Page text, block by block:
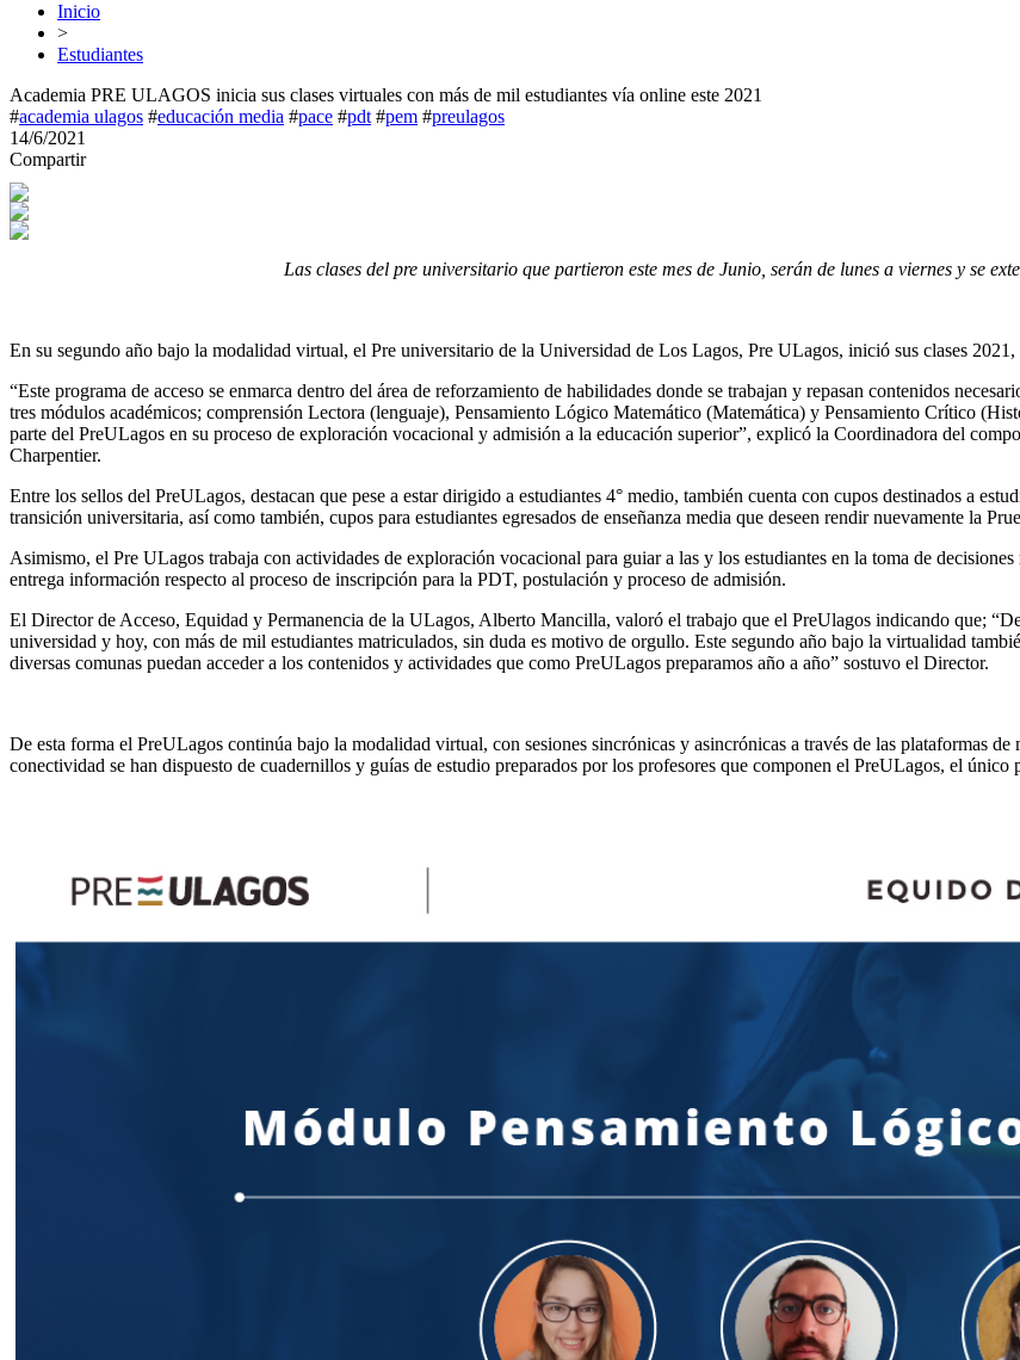
Inicio
>
Estudiantes
Academia PRE ULAGOS inicia sus clases virtuales con más de mil estudiantes vía online este 2021
#academia ulagos #educación media #pace #pdt #pem #preulagos
14/6/2021
Compartir
Las clases del pre universitario que partieron este mes de Junio, serán de lunes a viernes y se
En su segundo año bajo la modalidad virtual, el Pre universitario de la Universidad de Los Lagos, Pre ULagos, inició sus clases
“Este programa de acceso se enmarca dentro del área de reforzamiento de habilidades donde se trabajan y repasan contenidos
tres módulos académicos; comprensión Lectora (lenguaje), Pensamiento Lógico Matemático (Matemática) y Pensamiento Crítico
parte del PreULagos en su proceso de exploración vocacional y admisión a la educación superior”, explicó la Coordinadora del
Charpentier.
Entre los sellos del PreULagos, destacan que pese a estar dirigido a estudiantes 4° medio, también cuenta con cupos destinados a
transición universitaria, así como también, cupos para estudiantes egresados de enseñanza media que deseen rendir nuevamente la
Asimismo, el Pre ULagos trabaja con actividades de exploración vocacional para guiar a las y los estudiantes en la toma de
entrega información respecto al proceso de inscripción para la PDT, postulación y proceso de admisión.
El Director de Acceso, Equidad y Permanencia de la ULagos, Alberto Mancilla, valoró el trabajo que el PreUlagos indicando que;
universidad y hoy, con más de mil estudiantes matriculados, sin duda es motivo de orgullo. Este segundo año bajo la virtualidad
diversas comunas puedan acceder a los contenidos y actividades que como PreULagos preparamos año a año” sostuvo el Director.
De esta forma el PreULagos continúa bajo la modalidad virtual, con sesiones sincrónicas y asincrónicas a través de las plataformas
conectividad se han dispuesto de cuadernillos y guías de estudio preparados por los profesores que componen el PreULagos, el